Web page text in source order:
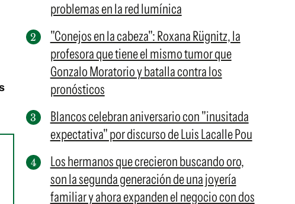
problemas en la red lumínica
"Conejos en la cabeza": Roxana Rügnitz, la
profesora que tiene el mismo tumor que
Gonzalo Moratorio y batalla contra los
pronósticos
Blancos celebran aniversario con "inusitada
expectativa" por discurso de Luis Lacalle Pou
Los hermanos que crecieron buscando oro,
son la segunda generación de una joyería
familiar y ahora expanden el negocio con dos